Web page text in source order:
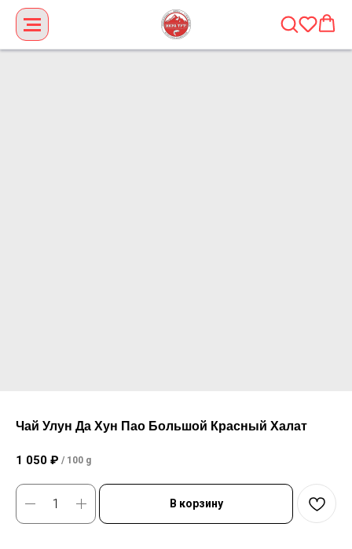
Чай Улун Да Хун Пао Большой Красный Халат
1 050 ₽ / 100 g
В корзину